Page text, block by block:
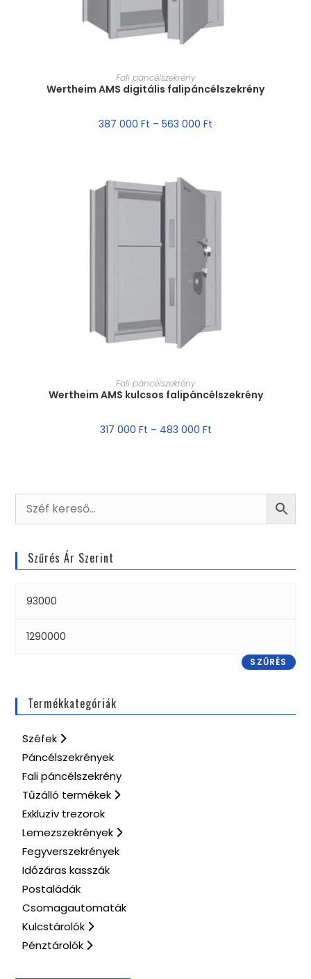
MÉRET VÁLASZTÁSA
Fali páncélszekrény
Wertheim AMS digitális falipáncélszekrény
387 000 Ft – 563 000 Ft
MÉRET VÁLASZTÁSA
Fali páncélszekrény
Wertheim AMS kulcsos falipáncélszekrény
317 000 Ft – 483 000 Ft
Szűrés Ár Szerint
SZŰRÉS
Termékkategóriák
Széfek
Páncélszekrények
Fali páncélszekrény
Tűzálló termékek
Exkluzív trezorok
Lemezszekrények
Fegyverszekrények
Időzáras kasszák
Postaládák
Csomagautomaták
Kulcstárolók
Pénztárolók